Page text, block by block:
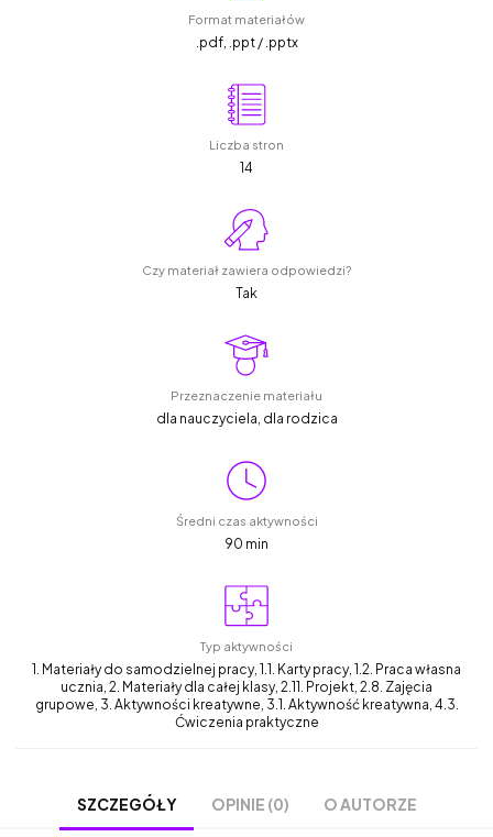
Format materiałów
.pdf, .ppt / .pptx
Liczba stron
14
Czy materiał zawiera odpowiedzi?
Tak
Przeznaczenie materiału
dla nauczyciela, dla rodzica
Średni czas aktywności
90 min
Typ aktywności
1. Materiały do samodzielnej pracy, 1.1. Karty pracy, 1.2. Praca własna
ucznia, 2. Materiały dla całej klasy, 2.11. Projekt, 2.8. Zajęcia
grupowe, 3. Aktywności kreatywne, 3.1. Aktywność kreatywna, 4.3.
Ćwiczenia praktyczne
SZCZEGÓŁY OPINIE (0) O AUTORZE